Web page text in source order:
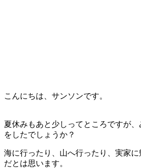
こんにちは、サンソンです。
夏休みもあと少しってところですが
をしたでしょうか？
海に行ったり、山へ行ったり、実家
だとは思います。